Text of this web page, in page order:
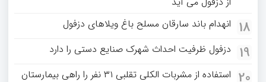
18 انهدام باند سارقان مسلح باغ‌ ویلاهای دزفول
19 دزفول ظرفیت احداث شهرک صنایع دستی را دارد
استفاده از مشربات الکلی تقلبی ۳۱ نفر را راهی بیمارستان